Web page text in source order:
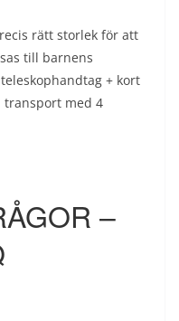
rätt storlek för att
till barnens
+ kort
transport med 4
–